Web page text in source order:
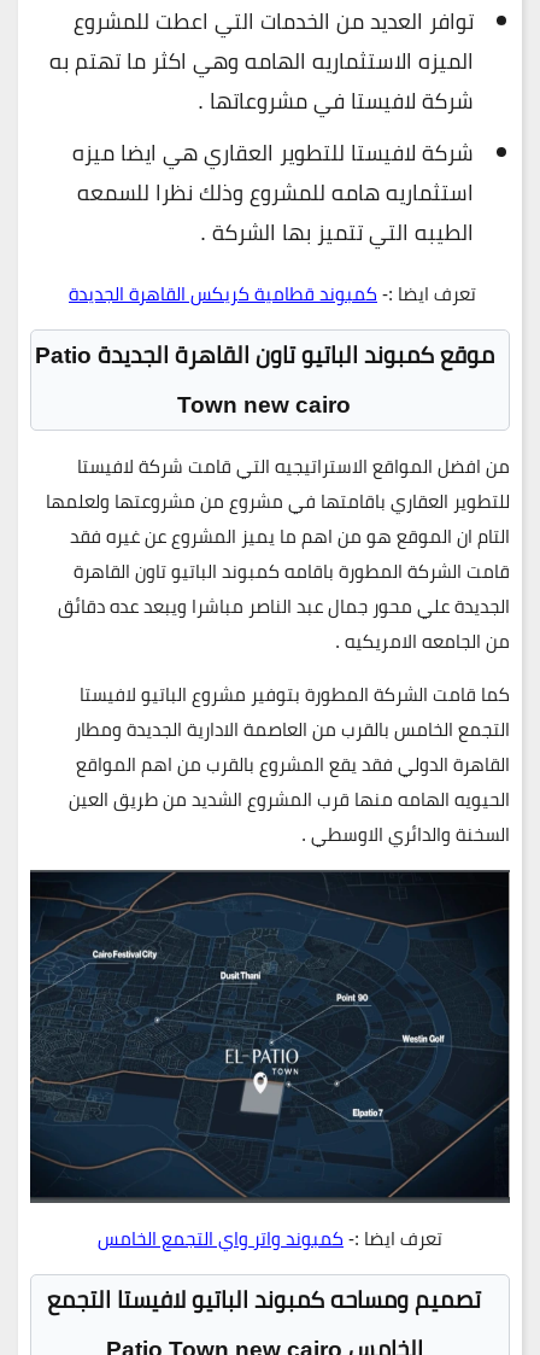
توافر العديد من الخدمات التي اعطت للمشروع
الميزه الاستثماريه الهامه وهي اكثر ما تهتم به
شركة لافيستا في مشروعاتها .
شركة لافيستا للتطوير العقاري هي ايضا ميزه
استثماريه هامه للمشروع وذلك نظرا للسمعه
الطيبه التي تتميز بها الشركة .
تعرف ايضا :-كمبوند قطامية كريكس القاهرة الجديدة
موقع كمبوند الباتيو تاون القاهرة الجديدة Patio
Town new cairo
من افضل المواقع الاستراتيجيه التي قامت شركة لافيستا
للتطوير العقاري باقامتها في مشروع من مشروعتها ولعلمها
التام ان الموقع هو من اهم ما يميز المشروع عن غيره فقد
قامت الشركة المطورة باقامه كمبوند الباتيو تاون القاهرة
الجديدة علي محور جمال عبد الناصر مباشرا ويبعد عده دقائق
من الجامعه الامريكيه .
كما قامت الشركة المطورة بتوفير مشروع الباتيو لافيستا
التجمع الخامس بالقرب من العاصمة الادارية الجديدة ومطار
القاهرة الدولي فقد يقع المشروع بالقرب من اهم المواقع
الحيويه الهامه منها قرب المشروع الشديد من طريق العين
السخنة والدائري الاوسطي .
تعرف ايضا :-كمبوند واتر واي التجمع الخامس
تصميم ومساحه كمبوند الباتيو لافيستا التجمع